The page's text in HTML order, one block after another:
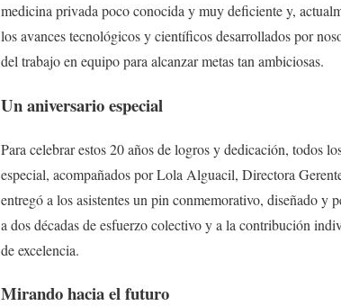
medicina privada poco conocida y muy deficiente y,
los avances tecnológicos y científicos desarrollados por
del trabajo en equipo para alcanzar metas tan ambiciosas.
Un aniversario especial
Para celebrar estos 20 años de logros y dedicación, todos
especial, acompañados por Lola Alguacil, Directora
entregó a los asistentes un pin conmemorativo, diseñado y
a dos décadas de esfuerzo colectivo y a la contribución
de excelencia.
Mirando hacia el futuro